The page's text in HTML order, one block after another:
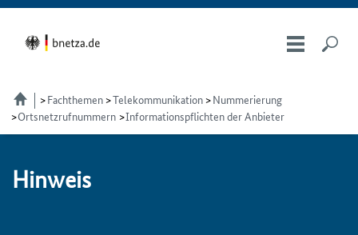
Fachthemen Telekom­munikation
Nummerierung
Ortsnetzrufnummern Informationspflichten der Anbieter
Hin­weis